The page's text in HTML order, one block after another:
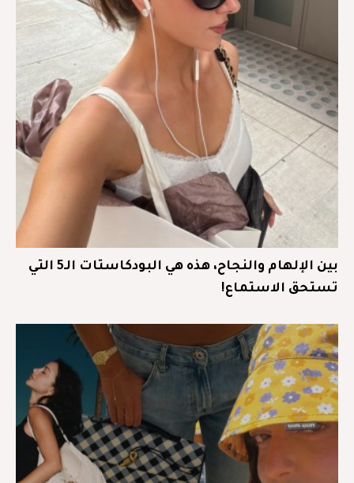
بين الإلهام والنجاح، هذه هي البودكاستات الـ5 التي
تستحق الاستماع!